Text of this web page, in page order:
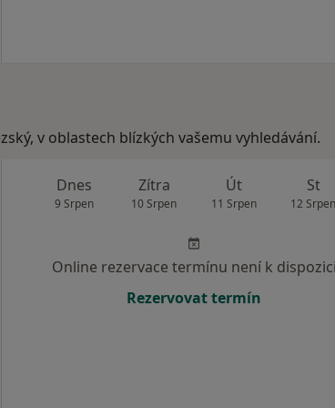
v oblastech blízkých vašemu vyhledávání.
Dnes
9 Srpen
Zítra
10 Srpen
Út
11 Srpen
St
12 Srpen
Online rezervace termínu není k dispozici
Rezervovat termín